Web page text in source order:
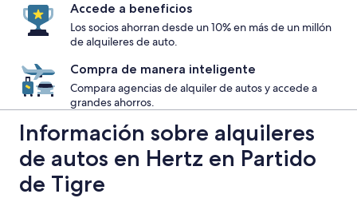
Accede a beneficios
Los socios ahorran desde un 10% en más de un millón
de alquileres de auto.
Compra de manera inteligente
Compara agencias de alquiler de autos y accede a
grandes ahorros.
Información sobre alquileres
de autos en Hertz en Partido
de Tigre